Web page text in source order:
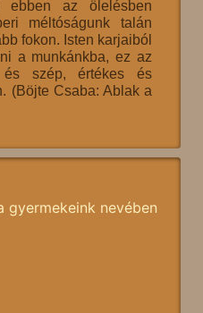
ebben az ölelésben
méltóságunk talán
fokon. Isten karjaiból
a munkánkba, ez az
és szép, értékes és
(Böjte Csaba: Ablak a
gyermekeink nevében